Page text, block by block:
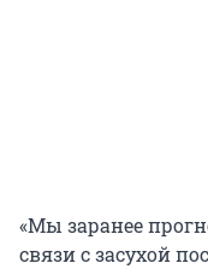
«Мы заранее
связи с засухой